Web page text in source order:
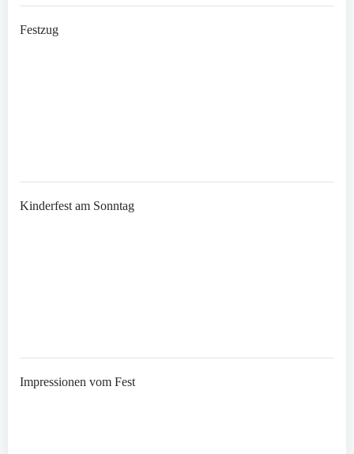
Festzug
Kinderfest am Sonntag
Impressionen vom Fest